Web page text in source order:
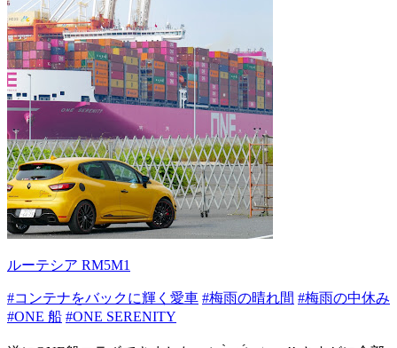
ルーテシア RM5M1
#コンテナをバックに輝く愛車 #梅雨の晴れ間 #梅雨の中休み
#ONE 船 #ONE SERENITY